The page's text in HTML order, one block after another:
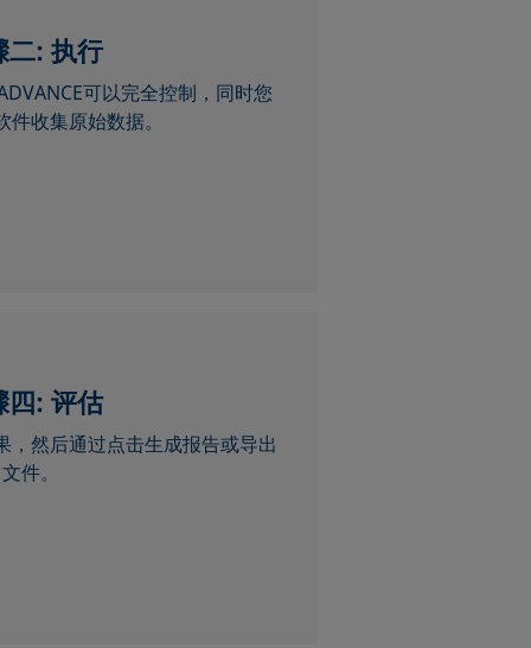
二:执行
可以完全控制，同时您
收集原始数据。
四: 评估
，然后通过点击生成报告或导出
文件。